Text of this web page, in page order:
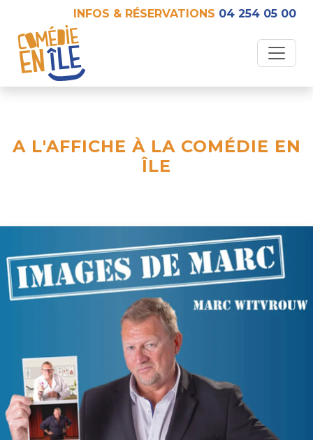
INFOS & RÉSERVATIONS 04 254 05 00
A L'AFFICHE À LA COMÉDIE EN
ÎLE